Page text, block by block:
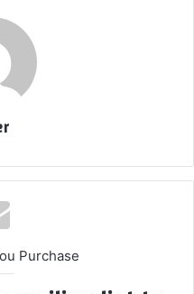
Purchase